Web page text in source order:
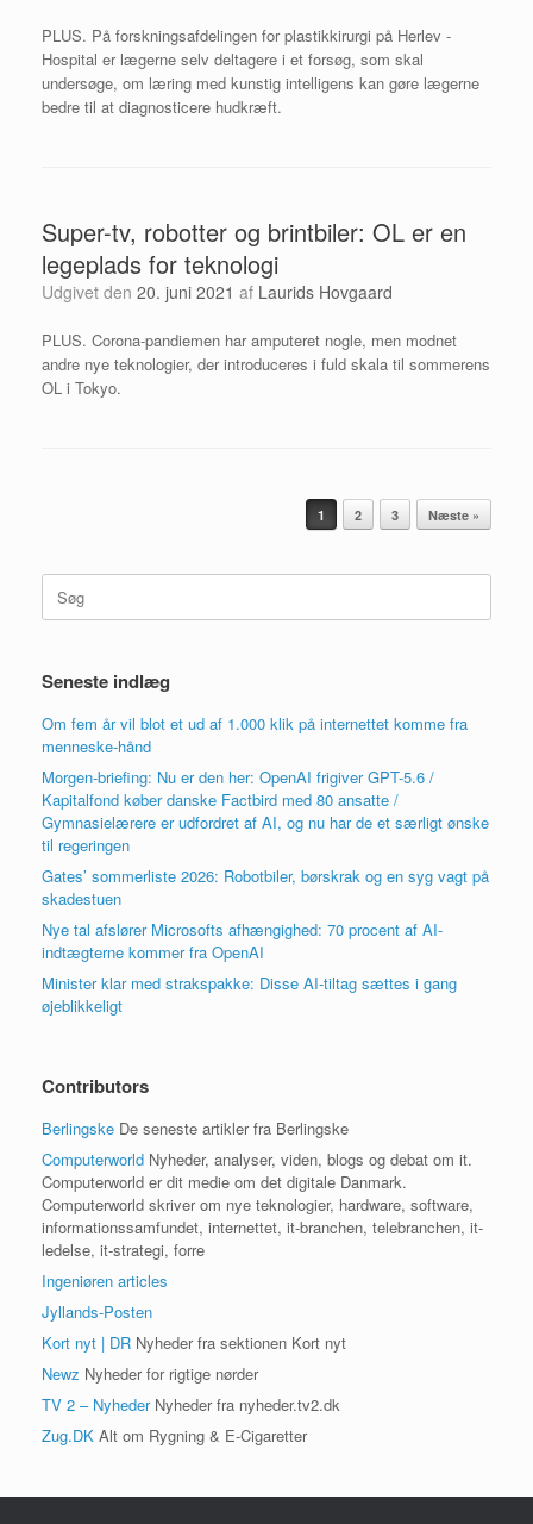
PLUS. På forskningsafdelingen for plastikkirurgi på Herlev ­
Hospital er lægerne selv deltagere i et forsøg, som skal
undersøge, om læring med kunstig intelligens kan gøre lægerne
bedre til at diagnosticere hudkræft.
Super-tv, robotter og brintbiler: OL er en
legeplads for teknologi
Udgivet den 20. juni 2021 af Laurids Hovgaard
PLUS. Corona-pandiemen har amputeret nogle, men modnet
andre nye teknologier, der introduceres i fuld skala til sommerens
OL i Tokyo.
1 2 3 Næste »
Søg
efter:
Seneste indlæg
Om fem år vil blot et ud af 1.000 klik på internettet komme fra
menneske-hånd
Morgen-briefing: Nu er den her: OpenAI frigiver GPT-5.6 /
Kapitalfond køber danske Factbird med 80 ansatte /
Gymnasielærere er udfordret af AI, og nu har de et særligt ønske
til regeringen
Gates’ sommerliste 2026: Robotbiler, børskrak og en syg vagt på
skadestuen
Nye tal afslører Microsofts afhængighed: 70 procent af AI-
indtægterne kommer fra OpenAI
Minister klar med strakspakke: Disse AI-tiltag sættes i gang
øjeblikkeligt
Contributors
Berlingske De seneste artikler fra Berlingske
Computerworld Nyheder, analyser, viden, blogs og debat om it.
Computerworld er dit medie om det digitale Danmark.
Computerworld skriver om nye teknologier, hardware, software,
informationssamfundet, internettet, it-branchen, telebranchen, it-
ledelse, it-strategi, forre
Ingeniøren articles
Jyllands-Posten
Kort nyt | DR Nyheder fra sektionen Kort nyt
Newz Nyheder for rigtige nørder
TV 2 – NyhederNyheder fra nyheder.tv2.dk
Zug.DK Alt om Rygning & E-Cigaretter